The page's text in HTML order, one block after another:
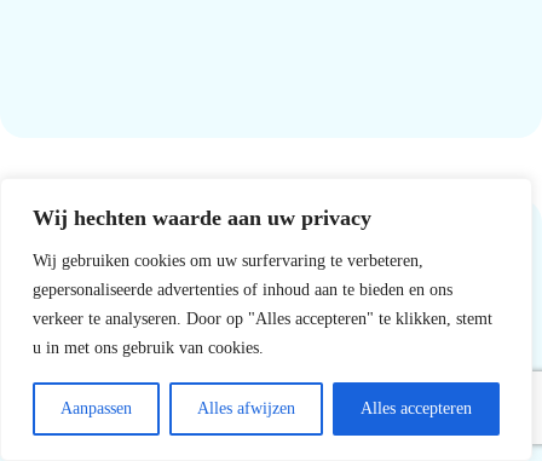
Wij hechten waarde aan uw privacy
Wij gebruiken cookies om uw surfervaring te verbeteren,
gepersonaliseerde advertenties of inhoud aan te bieden en ons
verkeer te analyseren. Door op "Alles accepteren" te klikken, stemt
u in met ons gebruik van cookies.
Aanpassen Alles afwijzen Alles accepteren